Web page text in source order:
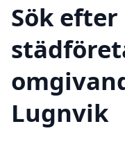
Sök
Lugnvik